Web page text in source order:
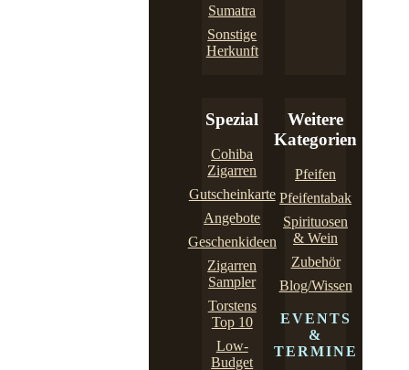
Sumatra
Sonstige
Herkunft
Spezial
Cohiba
Zigarren
Gutscheinkarte
Angebote
Geschenkideen
Zigarren
Sampler
Torstens
Top 10
Low-
Budget
Weitere
Kategorien
Pfeifen
Pfeifentabak
Spirituosen
& Wein
Zubehör
Blog/Wissen
EVENTS
&
TERMINE